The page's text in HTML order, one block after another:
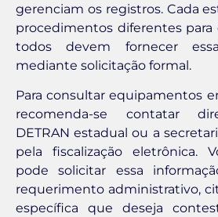
gerenciam os registros. Cada
procedimentos diferentes para
todos devem fornecer
mediante solicitação formal.
Para consultar equipamentos
recomenda-se contatar
DETRAN estadual ou a
pela fiscalização eletrônica.
pode solicitar essa
requerimento administrativo,
específica que deseja